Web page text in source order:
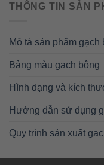
THÔNG TIN SẢN
Mô tả sản phẩm gạch
Bảng màu gạch bông
Hình dạng và kích
Hướng dẫn sử dụng
Quy trình sản xuất